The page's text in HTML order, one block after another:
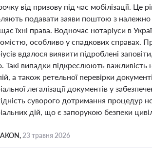
від призову під час мобілізації.
подавати заяви поштою з
їхні права. Водночас нотаріуси в
особливо у спадкових справах.
вдалося виявити підроблені
Такі випадки підкреслюють важливість
а також ретельної перевірки
легалізації документів у
суворого дотримання процедур
дій, що є запорукою безпеки
23 травня 2026